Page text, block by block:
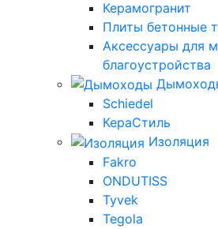
Керамогранит
Плиты бетонные
Аксессуары для
благоустройства
Schiedel
КераСтиль
Изоляция
Fakro
ONDUTISS
Tyvek
Tegola